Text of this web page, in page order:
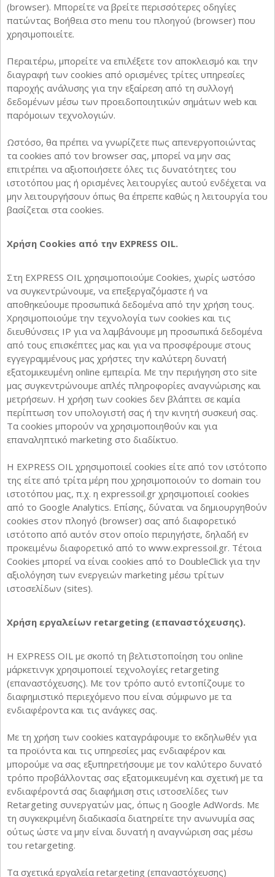
(browser). Μπορείτε να βρείτε περισσότερες οδηγίες
πατώντας Βοήθεια στο menu του πλοηγού (browser) που
χρησιμοποιείτε.
Περαιτέρω, μπορείτε να επιλέξετε τον αποκλεισμό και την
διαγραφή των cookies από ορισμένες τρίτες υπηρεσίες
παροχής ανάλυσης για την εξαίρεση από τη συλλογή
δεδομένων μέσω των προειδοποιητικών σημάτων web και
παρόμοιων τεχνολογιών.
Ωστόσο, θα πρέπει να γνωρίζετε πως απενεργοποιώντας
τα cookies από τον browser σας, μπορεί να μην σας
επιτρέπει να αξιοποιήσετε όλες τις δυνατότητες του
ιστοτόπου μας ή ορισμένες λειτουργίες αυτού ενδέχεται να
μην λειτουργήσουν όπως θα έπρεπε καθώς η λειτουργία του
βασίζεται στα cookies.
Χρήση Cookies από την EXPRESS OIL.
Στη EXPRESS OIL χρησιμοποιούμε Cookies, χωρίς ωστόσο
να συγκεντρώνουμε, να επεξεργαζόμαστε ή να
αποθηκεύουμε προσωπικά δεδομένα από την χρήση τους.
Χρησιμοποιούμε την τεχνολογία των cookies και τις
διευθύνσεις IP για να λαμβάνουμε μη προσωπικά δεδομένα
από τους επισκέπτες μας και για να προσφέρουμε στους
εγγεγραμμένους μας χρήστες την καλύτερη δυνατή
εξατομικευμένη online εμπειρία. Με την περιήγηση στο site
μας συγκεντρώνουμε απλές πληροφορίες αναγνώρισης και
μετρήσεων. Η χρήση των cookies δεν βλάπτει σε καμία
περίπτωση τον υπολογιστή σας ή την κινητή συσκευή σας.
Τα cookies μπορούν να χρησιμοποιηθούν και για
επαναληπτικό marketing στο διαδίκτυο.
Η EXPRESS OIL χρησιμοποιεί cookies είτε από τον ιστότοπο
της είτε από τρίτα μέρη που χρησιμοποιούν το domain του
ιστοτόπου μας, π.χ. η expressoil.gr χρησιμοποιεί cookies
από το Google Analytics. Επίσης, δύναται να δημιουργηθούν
cookies στον πλοηγό (browser) σας από διαφορετικό
ιστότοπο από αυτόν στον οποίο περιηγήστε, δηλαδή εν
προκειμένω διαφορετικό από το www.expressoil.gr. Τέτοια
Cookies μπορεί να είναι cookies από το DoubleClick για την
αξιολόγηση των ενεργειών marketing μέσω τρίτων
ιστοσελίδων (sites).
Χρήση εργαλείων retargeting (επαναστόχευσης).
Η EXPRESS OIL με σκοπό τη βελτιστοποίηση του online
μάρκετινγκ χρησιμοποιεί τεχνολογίες retargeting
(επαναστόχευσης). Με τον τρόπο αυτό εντοπίζουμε το
διαφημιστικό περιεχόμενο που είναι σύμφωνο με τα
ενδιαφέροντα και τις ανάγκες σας.
Με τη χρήση των cookies καταγράφουμε το εκδηλωθέν για
τα προϊόντα και τις υπηρεσίες μας ενδιαφέρον και
μπορούμε να σας εξυπηρετήσουμε με τον καλύτερο δυνατό
τρόπο προβάλλοντας σας εξατομικευμένη και σχετική με τα
ενδιαφέροντά σας διαφήμιση στις ιστοσελίδες των
Retargeting συνεργατών μας, όπως η Google AdWords. Με
τη συγκεκριμένη διαδικασία διατηρείτε την ανωνυμία σας
ούτως ώστε να μην είναι δυνατή η αναγνώριση σας μέσω
του retargeting.
Τα σχετικά εργαλεία retargeting (επαναστόχευσης)